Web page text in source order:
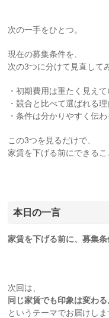
次の一手をひとつ。
現在の募集条件を、
次の3つに分けて見直して
・初期費用は重たく見え
・競合と比べて選ばれる
・条件は分かりやすく伝
この3つを見るだけで、
家賃を下げる前にできるこ
本日の一言
家賃を下げる前に、募集条
次回は、
同じ家賃でも印象は変わ
というテーマでお届けしま